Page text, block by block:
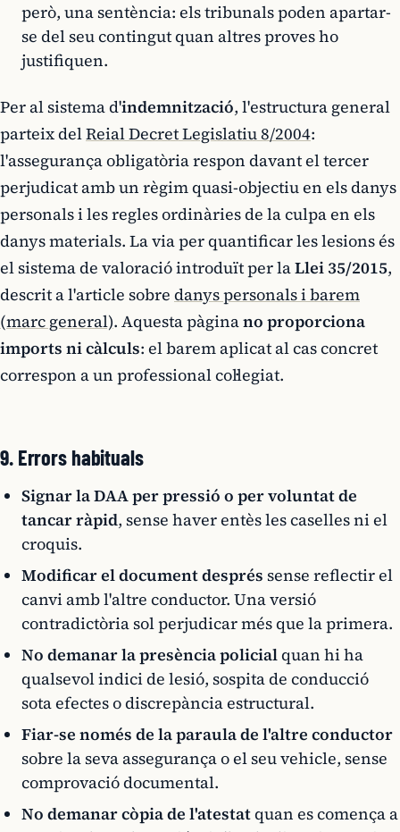
però, una sentència: els tribunals poden apartar-
se del seu contingut quan altres proves ho
justifiquen.
Per al sistema d'indemnització, l'estructura general
parteix delReial Decret Legislatiu 8/2004:
l'assegurança obligatòria respon davant el tercer
perjudicat amb un règim quasi-objectiu en els danys
personals i les regles ordinàries de la culpa en els
danys materials. La via per quantificar les lesions és
el sistema de valoració introduït per laLlei 35/2015,
descrit a l'article sobre danys personals i barem
(marc general). Aquesta pàginano proporciona
imports ni càlculs: el barem aplicat al cas concret
correspon a un professional col·legiat.
9. Errors habituals
Signar la DAA per pressió o per voluntat de
tancar ràpid, sense haver entès les caselles ni el
croquis.
Modificar el document després sense reflectir el
canvi amb l'altre conductor. Una versió
contradictòria sol perjudicar més que la primera.
No demanar la presència policialquan hi ha
qualsevol indici de lesió, sospita de conducció
sota efectes o discrepància estructural.
Fiar-se només de la paraula de l'altre conductor
sobre la seva assegurança o el seu vehicle, sense
comprovació documental.
No demanar còpia de l'atestatquan es comença a